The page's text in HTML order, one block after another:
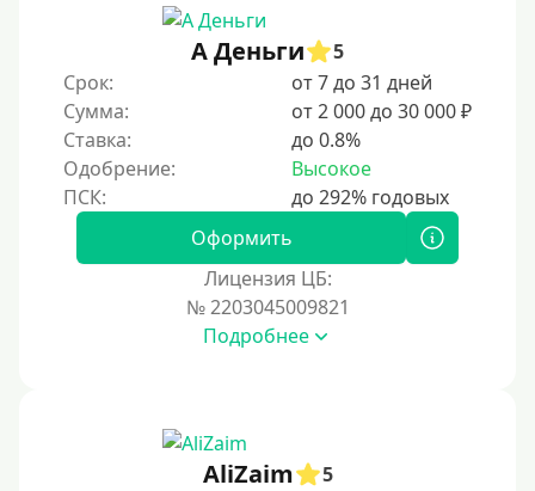
5 лет
Краткосрочные
Долгосрочные
Принятие решения
А Деньги
5
Срок:
от 7 до 31 дней
Сумма:
от 2 000 до 30 000 ₽
Ставка:
до 0.8%
Одобрение:
Высокое
Оформить
Лицензия ЦБ:
№ 2203045009821
Подробнее
AliZaim
5